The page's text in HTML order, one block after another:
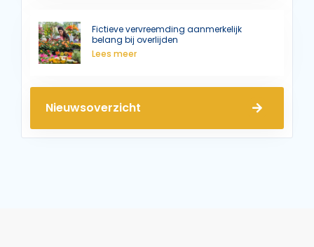
Fictieve vervreemding aanmerkelijk
belang bij overlijden
Lees meer
Nieuwsoverzicht